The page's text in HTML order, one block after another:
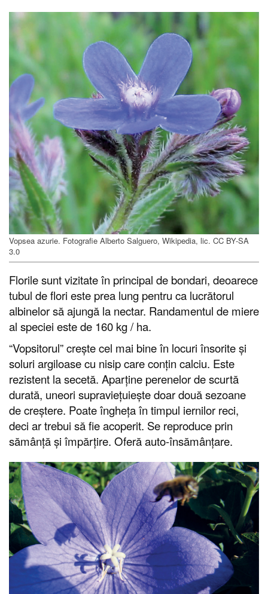
Vopsea azurie. Fotografie Alberto Salguero, Wikipedia, lic. CC BY-SA
3.0
Florile sunt vizitate în principal de bondari, deoarece
tubul de flori este prea lung pentru ca lucrătorul
albinelor să ajungă la nectar. Randamentul de miere
al speciei este de 160 kg / ha.
“Vopsitorul” crește cel mai bine în locuri însorite și
soluri argiloase cu nisip care conțin calciu. Este
rezistent la secetă. Aparține perenelor de scurtă
durată, uneori supraviețuiește doar două sezoane
de creștere. Poate îngheța în timpul iernilor reci,
deci ar trebui să fie acoperit. Se reproduce prin
sămânță și împărțire. Oferă auto-însămânțare.